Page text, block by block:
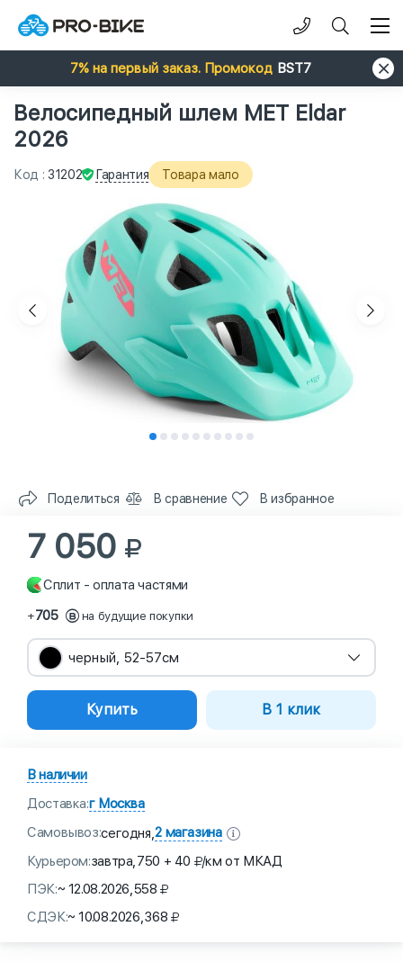
7% на первый заказ. Промокод BST7
Велосипедный шлем MET Eldar
2026
Код : 31202 Гарантия Товара мало
Поделиться В сравнение В избранное
7 050
Сплит - оплата частями
+705 на будущие покупки
черный, 52-57см
Купить В 1 клик
В наличии
Доставка:г Москва
Самовывоз:сегодня,2 магазина
Курьером:завтра,750 + 40
/км от МКАД
ПЭК:~ 12.08.2026,558
СДЭК:~ 10.08.2026,368